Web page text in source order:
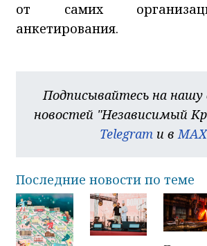
от самих
анкетирования.
Подписывайтесь на
новостей "Независимый
Telegram и в MAX
Последние новости по теме